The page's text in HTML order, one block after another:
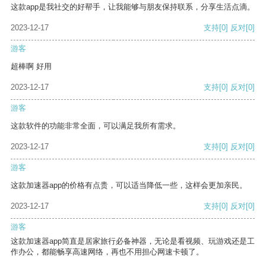
这款app是我社交的好帮手，让我能够与朋友保持联系，分享生活点滴。
2023-12-17 支持[0] 反对[0]
游客
超棒啊 好用
2023-12-17 支持[0] 反对[0]
游客
这款软件的功能非常全面，可以满足我所有需求。
2023-12-17 支持[0] 反对[0]
游客
这款加速器app的价格有点贵，可以适当降低一些，这样会更加亲民。
2023-12-17 支持[0] 反对[0]
游客
这款加速器app简直是居家旅行必备神器，无论是看视频、玩游戏还是工
作办公，都能畅享高速网络，再也不用担心网速卡顿了。